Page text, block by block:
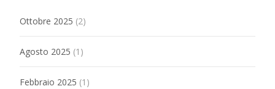
Ottobre 2025 (2)
Agosto 2025 (1)
Febbraio 2025 (1)